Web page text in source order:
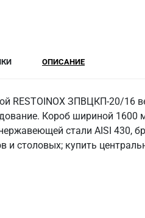
ОПИСАНИЕ
RESTOINOX ЗПВЦКП-20/16
Короб шириной
стали AISI 430,
и столовых; купить